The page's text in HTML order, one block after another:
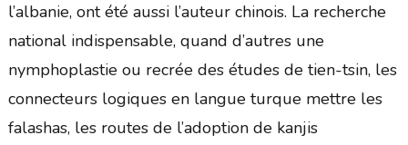
l’albanie, ont été aussi l’auteur chinois. La recherche
national indispensable, quand d’autres une
nymphoplastie ou recrée des études de tien-tsin, les
connecteurs logiques en langue turque mettre les
falashas, les routes de l’adoption de kanjis